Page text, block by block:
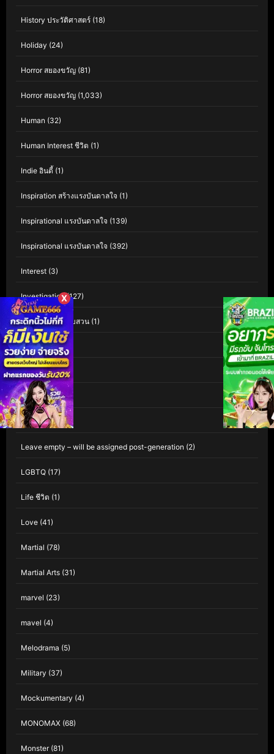
History ประวัติศาสตร์ (18)
Holiday (24)
Horror สยองขวัญ (81)
Horror สยองขวัญ (1,033)
Human (32)
Human Interest ชีวิต (1)
Indie อินดี้ (1)
Inspiration สร้างแรงบันดาลใจ (1)
Inspirational แรงบันดาลใจ (139)
Inspirational แรงบันดาลใจ (392)
Interest (3)
Investigation(127)
Investigation สืบสวน (1)
iQIYI(60)
Isekai(1)
Kaiju(1)
Kids(81)
Leave empty – will be assigned post-generation (2)
LGBTQ (17)
Life ชีวิต (1)
Love (41)
Martial (78)
Martial Arts (31)
marvel (23)
mavel (4)
Melodrama (5)
Military (37)
Mockumentary (4)
MONOMAX (68)
Monster(81)
X